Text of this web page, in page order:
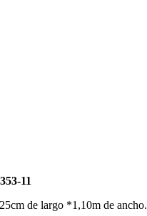
11
de largo *1,10m de ancho.